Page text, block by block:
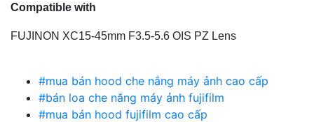
Compatible with
FUJINON XC15-45mm F3.5-5.6 OIS PZ Lens
#mua bán hood che nắng máy ảnh cao cấp
#bán loa che nắng máy ảnh fujifilm
#mua bán hood fujifilm cao cấp